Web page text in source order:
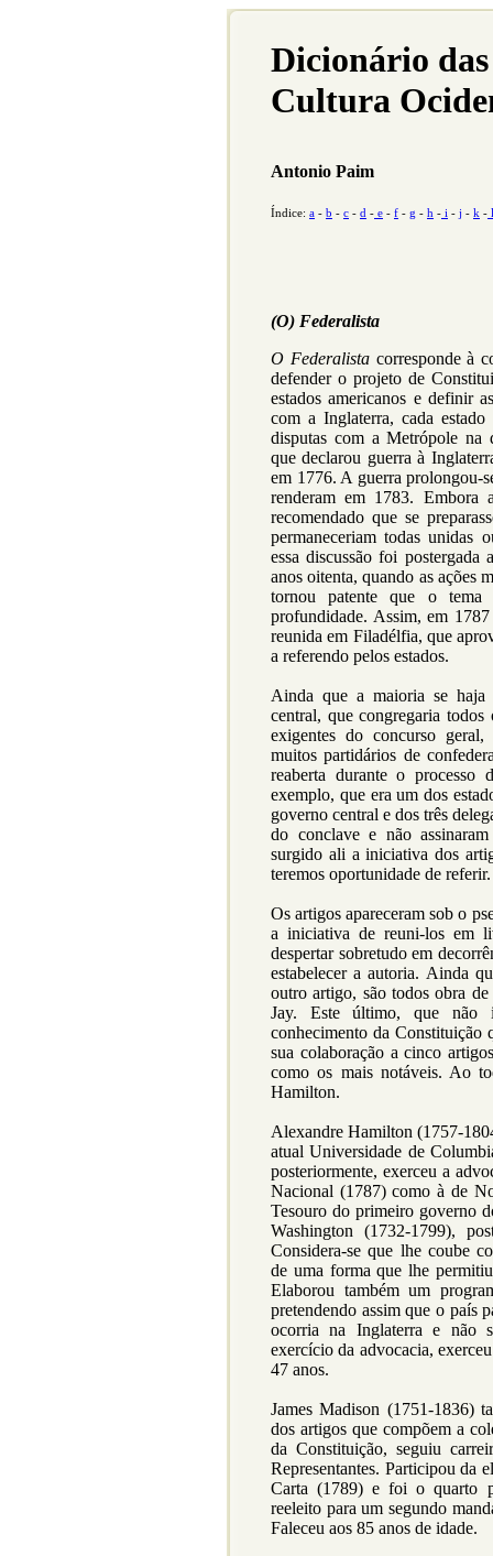
Dicionário
Cultura
Antonio Paim
Índice: a - b - c - d - e - f - g - h - i - j - k - l
(O) Federalista
O Federalistacorresponde à
defender o projeto de
estados americanos e definir
com a Inglaterra, cada
disputas com a Metrópole na
que declarou guerra à
em 1776. A guerra prolongou-
renderam em 1783. Embora
recomendado que se
permaneceriam todas unidas
essa discussão foi postergada
anos oitenta, quando as ações
tornou patente que o tema
profundidade. Assim, em
reunida em Filadélfia, que
a referendo pelos estados.
Ainda que a maioria se haja
central, que congregaria todos
exigentes do concurso
muitos partidários de
reaberta durante o
exemplo, que era um dos
governo central e dos três
do conclave e não
surgido ali a iniciativa dos
teremos oportunidade de referir.
Os artigos apareceram sob o
a iniciativa de reuni-los em
despertar sobretudo em
estabelecer a autoria. Ainda
outro artigo, são todos obra
Jay. Este último, que não
conhecimento da Constituição
sua colaboração a cinco
como os mais notáveis. Ao
Hamilton.
Alexandre Hamilton (1757-
atual Universidade de
posteriormente, exerceu a
Nacional (1787) como à de
Tesouro do primeiro governo
Washington (1732-1799),
Considera-se que lhe coube
de uma forma que lhe
Elaborou também um
pretendendo assim que o país
ocorria na Inglaterra e não
exercício da advocacia,
47 anos.
James Madison (1751-1836)
dos artigos que compõem a
da Constituição, seguiu
Representantes. Participou da
Carta (1789) e foi o quarto
reeleito para um segundo
Faleceu aos 85 anos de idade.